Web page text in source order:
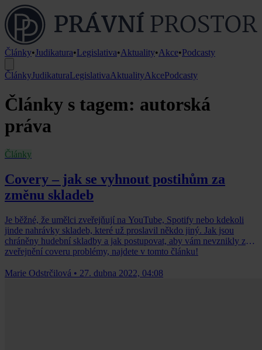
Články•Judikatura•Legislativa•Aktuality•Akce•Podcasty
ČlánkyJudikaturaLegislativaAktualityAkcePodcasty
Články s tagem: autorská
práva
Články
Covery – jak se vyhnout postihům za
změnu skladeb
Je běžné, že umělci zveřejňují na YouTube, Spotify nebo kdekoli
jinde nahrávky skladeb, které už proslavil někdo jiný. Jak jsou
chráněny hudební skladby a jak postupovat, aby vám nevznikly ze
zveřejnění coveru problémy, najdete v tomto článku!
Marie Odstrčilová • 27. dubna 2022, 04:08